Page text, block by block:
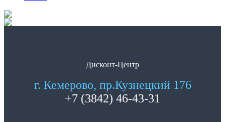
Дисконт-Центр
г. Кемерово, пр.Кузнецкий 176
+7 (3842) 46-43-31